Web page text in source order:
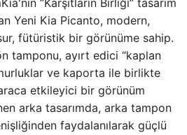
Kia'nın “Karşıtların Birliği” tasarım
Yeni Kia Picanto, modern,
fütüristik bir görünüme sahip.
tamponu, ayırt edici “kaplan
ve kaporta ile birlikte
etkileyici bir görünüm
arka tasarımda, arka tampon
faydalanılarak güçlü